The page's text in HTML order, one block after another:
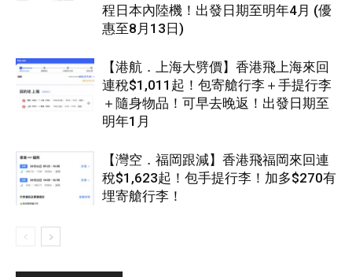
程日本內陸機！出發日期至明年4月 (優
惠至8月13日)
【港航．上海大劈價】香港飛上海來回
連稅$1,011起！包寄艙行李＋手提行李
＋隨身物品！可早去晚返！出發日期至
明年1月
【灣空．福岡跟減】香港飛福岡來回連
稅$1,623起！包手提行李！加多$270有
埋寄艙行李！